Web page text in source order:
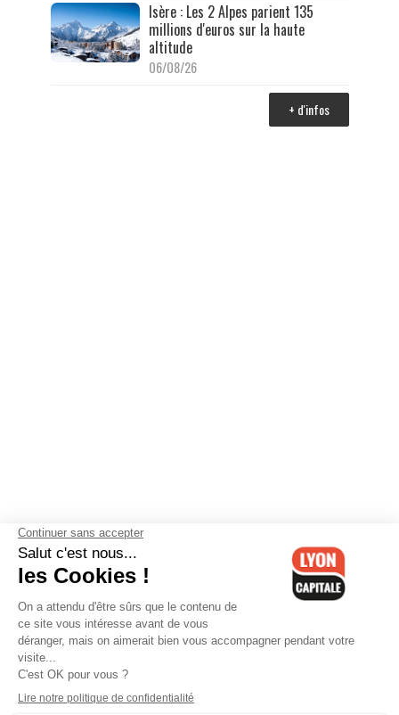
Isère : Les 2 Alpes parient 135
millions d'euros sur la haute
altitude
06/08/26
+ d'infos